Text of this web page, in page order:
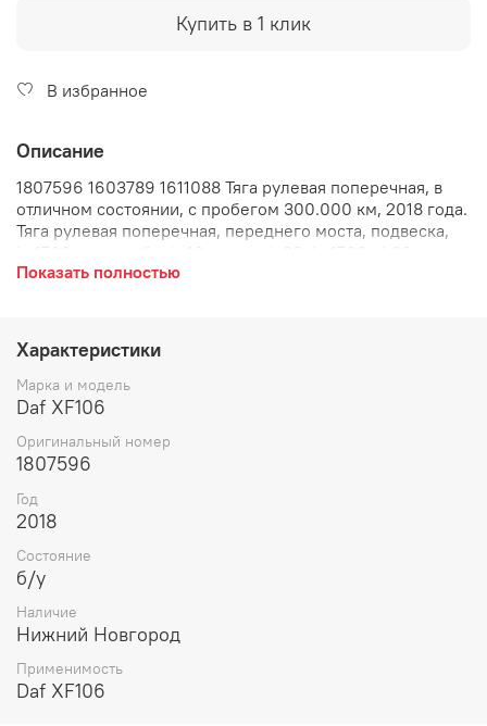
Купить в 1 клик
В избранное
Описание
1807596 1603789 1611088 Тяга рулевая поперечная, в
отличном состоянии, с пробегом 300.000 км, 2018 года.
Тяга рулевая поперечная, переднего моста, подвеска,
Показать полностью
Характеристики
Марка и модель
Daf XF106
Оригинальный номер
1807596
Год
2018
Состояние
б/у
Наличие
Нижний Новгород
Применимость
Daf XF106